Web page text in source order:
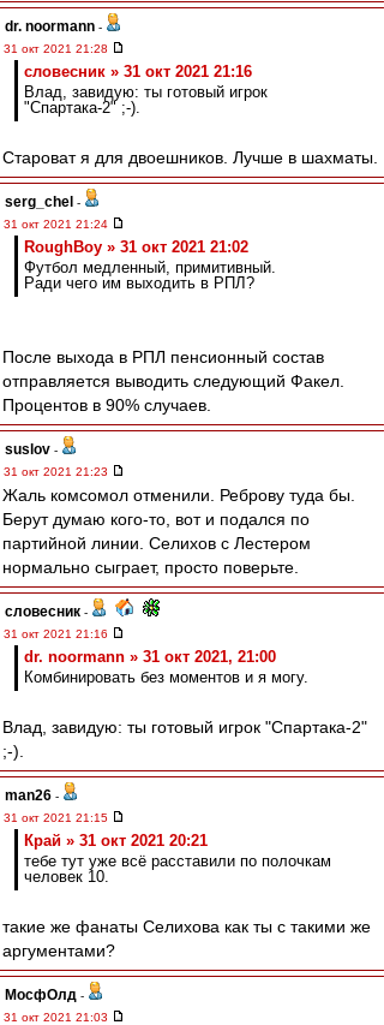
dr. noormann -
31 окт 2021 21:28
словесник » 31 окт 2021 21:16
Влад, завидую: ты готовый игрок
"Спартака-2" ;-).
Староват я для двоешников. Лучше в шахматы.
serg_chel -
31 окт 2021 21:24
RoughBoy » 31 окт 2021 21:02
Футбол медленный, примитивный.
Ради чего им выходить в РПЛ?
После выхода в РПЛ пенсионный состав
отправляется выводить следующий Факел.
Процентов в 90% случаев.
suslov -
31 окт 2021 21:23
Жаль комсомол отменили. Реброву туда бы.
Берут думаю кого-то, вот и подался по
партийной линии. Селихов с Лестером
нормально сыграет, просто поверьте.
словесник -
31 окт 2021 21:16
dr. noormann » 31 окт 2021, 21:00
Комбинировать без моментов и я могу.
Влад, завидую: ты готовый игрок "Спартака-2"
;-).
man26 -
31 окт 2021 21:15
Край » 31 окт 2021 20:21
тебе тут уже всё расставили по полочкам
человек 10.
такие же фанаты Селихова как ты с такими же
аргументами?
МосфОлд -
31 окт 2021 21:03